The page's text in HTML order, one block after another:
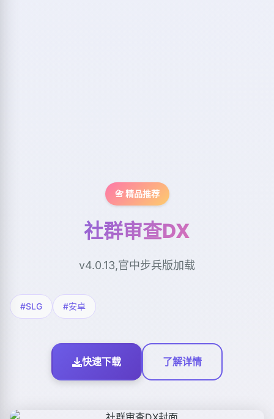
📇 精品推荐
社群审查DX
v4.0.13,官中步兵版加载
#SLG #安卓
快速下载 了解详情